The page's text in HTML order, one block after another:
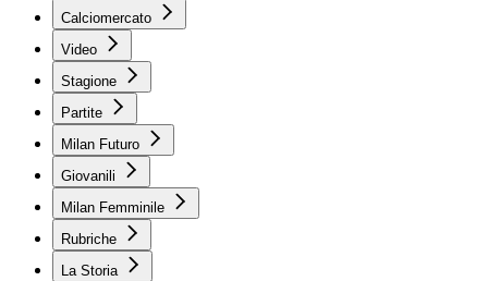
Calciomercato
Video
Stagione
Partite
Milan Futuro
Giovanili
Milan Femminile
Rubriche
La Storia